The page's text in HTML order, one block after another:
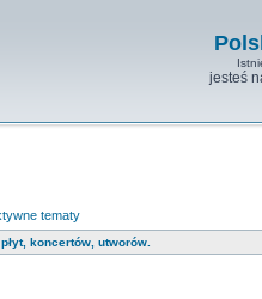
jesteś
tematy
koncertów, utworów.